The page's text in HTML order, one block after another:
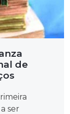
de
ser